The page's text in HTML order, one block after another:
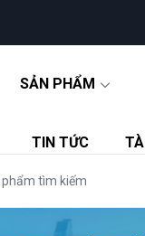
SẢN PHẨM
TIN TỨC